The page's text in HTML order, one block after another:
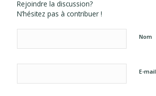
Rejoindre la discussion?
N’hésitez pas à contribuer !
Nom
E-mail